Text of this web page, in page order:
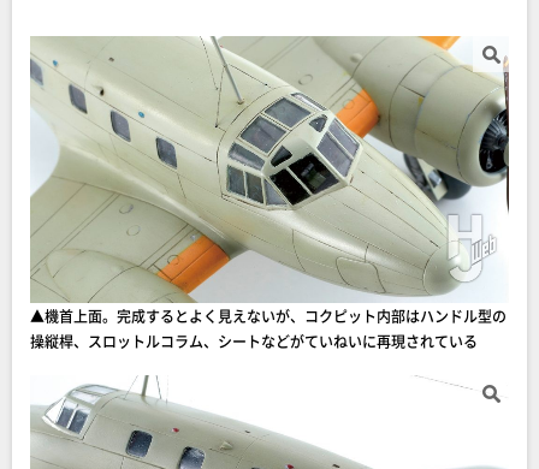
▲機首上面。完成するとよく見えないが、コクピット内部はハンドル型の
操縦桿、スロットルコラム、シートなどがていねいに再現されている